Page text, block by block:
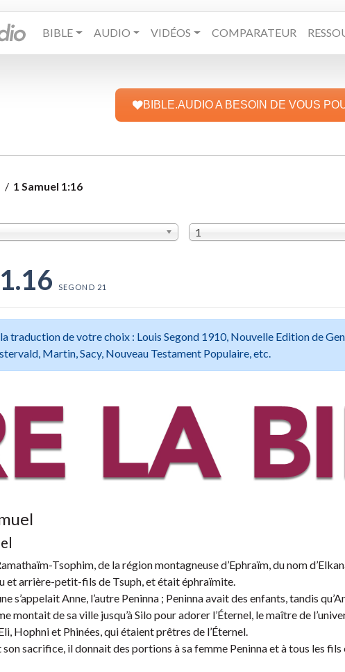
BIBLE AUDIO VIDÉOS COMPARATEUR
BIBLE.AUDIO A BESOIN DE VOUS
/ 1 Samuel 1:16
1
SEGOND 21
traduction de votre choix : Louis Segond 1910, Nouvelle Edition de
Martin, Sacy, Nouveau Testament Populaire, etc.
Tsophim, de la région montagneuse d’Ephraïm, du nom
et arrière-petit-fils de Tsuph, et était éphraïmite.
s’appelait Anne, l’autre Peninna ; Peninna avait des enfants, tandis
montait de sa ville jusqu’à Silo pour adorer l’Éternel, le maître de
Hophni et Phinées, qui étaient prêtres de l’Éternel.
sacrifice, il donnait des portions à sa femme Peninna et à tous les